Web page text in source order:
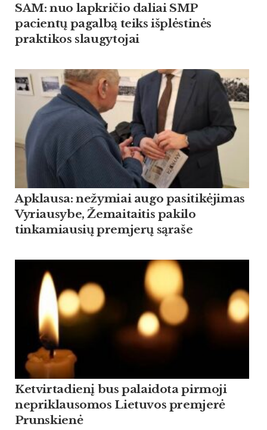
SAM: nuo lapkričio daliai SMP
pacientų pagalbą teiks išplėstinės
praktikos slaugytojai
Apklausa: nežymiai augo pasitikėjimas
Vyriausybe, Žemaitaitis pakilo
tinkamiausių premjerų sąraše
Ketvirtadienį bus palaidota pirmoji
nepriklausomos Lietuvos premjerė
Prunskienė